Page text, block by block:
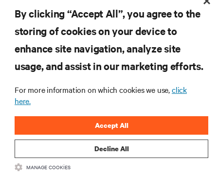
ŞİMDİ KAYDOLUN
KAYNAKLAR
KURUMSAL
BIZIMLE ILETIŞIME GEÇIN
By clicking “Accept All”, you agree to the
storing of cookies on your device to
enhance site navigation, analyze site
usage, and assist in our marketing efforts.
For more information on which cookies we use,click
here.
Decline All
Accept All
MANAGE COOKIES